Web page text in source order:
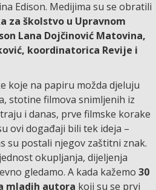
Edison. Medijima su se obratili
za školstvo u Upravnom
Lana Dojčinović Matovina,
koordinatorica Revije i
koje na papiru možda djeluju
stotine filmova snimljenih iz
i danas, prve filmske korake
ovi događaji bili tek ideja –
su postali njegov zaštitni znak.
okupljanja, dijeljenja
gledamo. A kada kažemo 30
mladih autora koji su se prvi